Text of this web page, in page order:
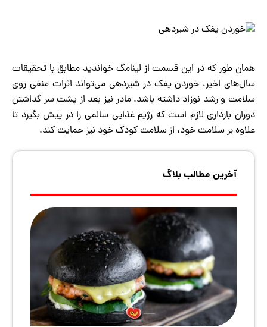
آخرین مطالب بلاگ
همان طور که در این قسمت از لینامگ خواندید مطابق با تحقیقات
سال‌های اخیر، خوردن پفک در شیردهی می‌تواند اثرات منفی روی
سلامت و رشد نوزاد داشته باشد. مادر نیز بعد از پشت سر گذاشتن
دوران بارداری لازم است که رژیم غذایی سالمی را در پیش بگیرد تا
علاوه بر سلامت خود، از سلامت کودک خود نیز حمایت کند.